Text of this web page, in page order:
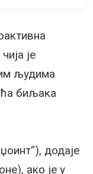
је
људима
биљака
додаје
ако је у